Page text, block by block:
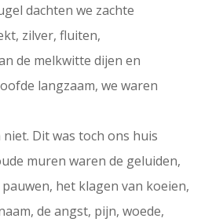
dachten we zachte
zilver, fluiten,
de melkwitte dijen en
langzaam, we waren
Dit was toch ons huis
muren waren de geluiden,
het klagen van koeien,
de angst, pijn, woede,